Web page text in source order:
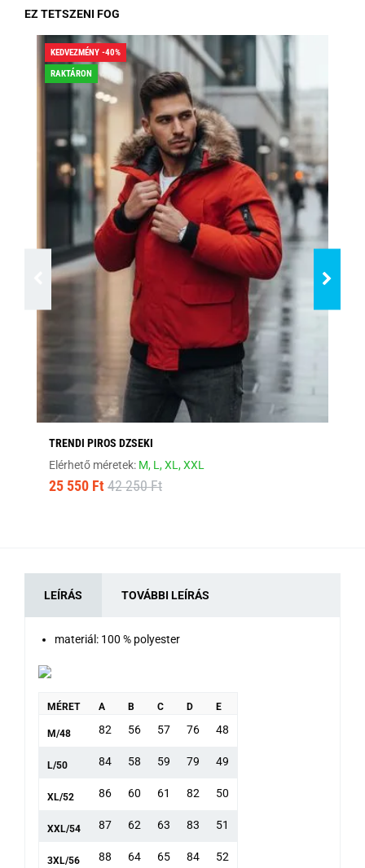
EZ TETSZENI FOG
KEDVEZMÉNY -40%
RAKTÁRON
TRENDI PIROS DZSEKI
Elérhető méretek: M, L,XL,XXL
25 550 Ft 42 250 Ft
LEÍRÁS TOVÁBBI LEÍRÁS
materiál: 100 % polyester
MÉRET A B C D E
M/48 82 56 57 76 48
L/50 84 58 59 79 49
XL/52 86 60 61 82 50
XXL/54 87 62 63 83 51
3XL/56 88 64 65 84 52